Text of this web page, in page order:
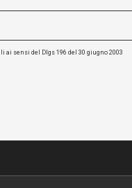
ai sensi del Dlgs 196 del 30 giugno 2003